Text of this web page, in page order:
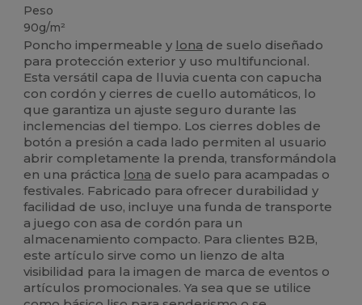
Peso
90g/m²
Poncho impermeable y lona de suelo diseñado
para protección exterior y uso multifuncional.
Esta versátil capa de lluvia cuenta con capucha
con cordón y cierres de cuello automáticos, lo
que garantiza un ajuste seguro durante las
inclemencias del tiempo. Los cierres dobles de
botón a presión a cada lado permiten al usuario
abrir completamente la prenda, transformándola
en una práctica lona de suelo para acampadas o
festivales. Fabricado para ofrecer durabilidad y
facilidad de uso, incluye una funda de transporte
a juego con asa de cordón para un
almacenamiento compacto. Para clientes B2B,
este artículo sirve como un lienzo de alta
visibilidad para la imagen de marca de eventos o
artículos promocionales. Ya sea que se utilice